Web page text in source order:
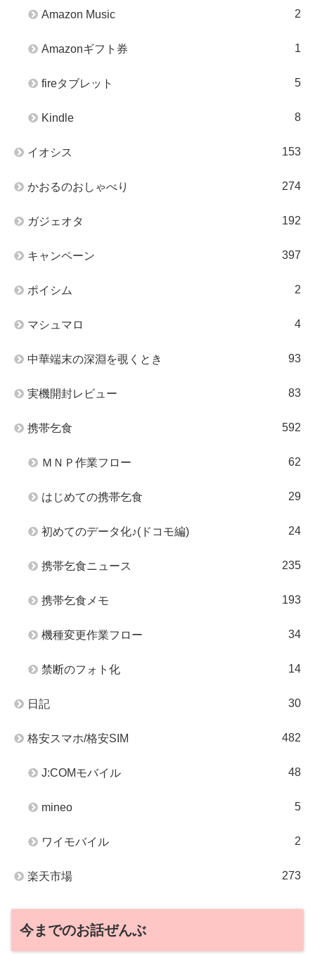
Amazon Music 2
Amazonギフト券 1
fireタブレット 5
Kindle 8
イオシス 153
かおるのおしゃべり 274
ガジェオタ 192
キャンペーン 397
ポイシム 2
マシュマロ 4
中華端末の深淵を覗くとき 93
実機開封レビュー 83
携帯乞食 592
ＭＮＰ作業フロー 62
はじめての携帯乞食 29
初めてのデータ化♪(ドコモ編) 24
携帯乞食ニュース 235
携帯乞食メモ 193
機種変更作業フロー 34
禁断のフォト化 14
日記 30
格安スマホ/格安SIM 482
J:COMモバイル 48
mineo 5
ワイモバイル 2
楽天市場 273
今までのお話ぜんぶ